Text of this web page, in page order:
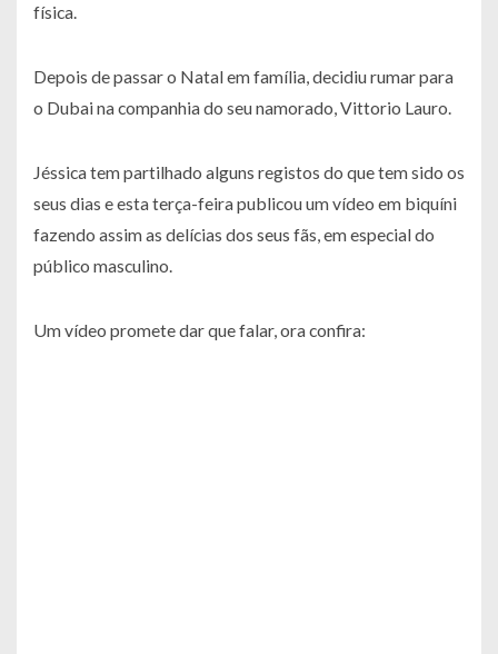
física.
Depois de passar o Natal em família, decidiu rumar para
o Dubai na companhia do seu namorado, Vittorio Lauro.
Jéssica tem partilhado alguns registos do que tem sido os
seus dias e esta terça-feira publicou um vídeo em biquíni
fazendo assim as delícias dos seus fãs, em especial do
público masculino.
Um vídeo promete dar que falar, ora confira: